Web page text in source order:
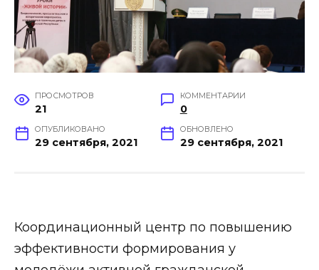
ПРОСМОТРОВ
21
КОММЕНТАРИИ
0
ОПУБЛИКОВАНО
29 сентября, 2021
ОБНОВЛЕНО
29 сентября, 2021
Координационный центр по повышению
эффективности формирования у